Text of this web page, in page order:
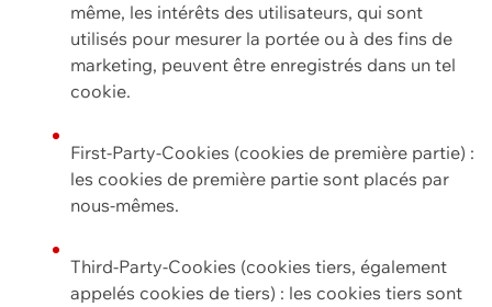
même, les intérêts des utilisateurs, qui sont
utilisés pour mesurer la portée ou à des fins de
marketing, peuvent être enregistrés dans un tel
cookie.
First-Party-Cookies (cookies de première partie) :
les cookies de première partie sont placés par
nous-mêmes.
Third-Party-Cookies (cookies tiers, également
appelés cookies de tiers) : les cookies tiers sont